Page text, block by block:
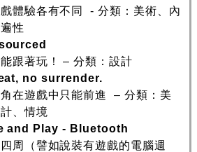
體驗各有不同 - 分類：美術、內
性
跟著玩！ – 分類：設計
no surrender.
在遊戲中只能前進 – 分類：美
、情境
and Play - Bluetooth
周（譬如說裝有遊戲的電腦週